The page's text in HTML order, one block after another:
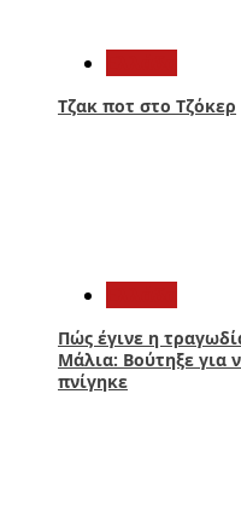
Τζακ ποτ στο Τζόκερ
Πώς έγινε η
Μάλια: Βούτηξε για
πνίγηκε